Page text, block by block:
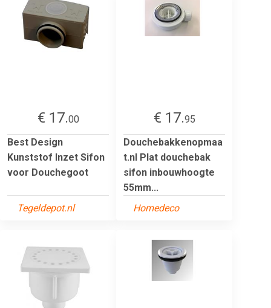
€ 17.00
Best Design
Kunststof Inzet Sifon
voor Douchegoot
Tegeldepot.nl
€ 17.95
Douchebakkenopmaa
t.nl Plat douchebak
sifon inbouwhoogte
55mm...
Homedeco